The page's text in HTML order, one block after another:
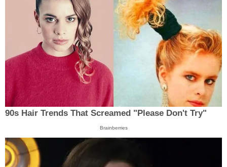
90s Hair Trends That Screamed "Please Don't Try"
Brainberries